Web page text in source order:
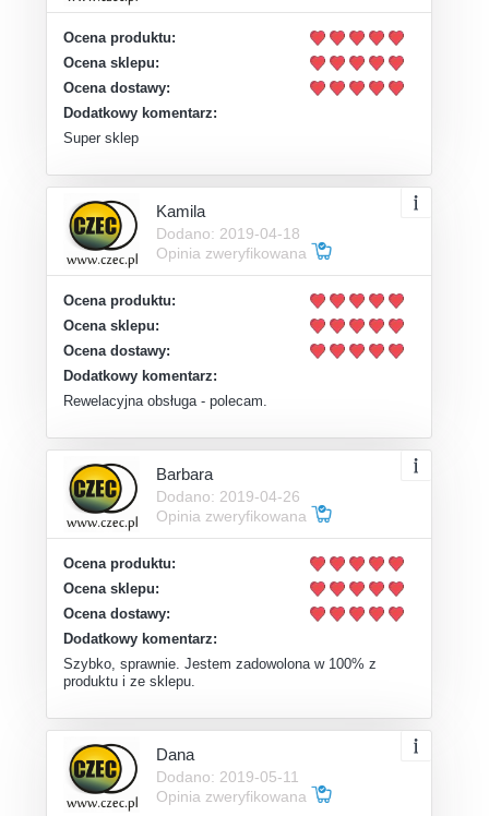
Ocena produktu:
Ocena sklepu:
Ocena dostawy:
Dodatkowy komentarz:
Super sklep
Kamila
Dodano: 2019-04-18
Opinia zweryfikowana
Ocena produktu:
Ocena sklepu:
Ocena dostawy:
Dodatkowy komentarz:
Rewelacyjna obsługa - polecam.
Barbara
Dodano: 2019-04-26
Opinia zweryfikowana
Ocena produktu:
Ocena sklepu:
Ocena dostawy:
Dodatkowy komentarz:
Szybko, sprawnie. Jestem zadowolona w 100% z
produktu i ze sklepu.
Dana
Dodano: 2019-05-11
Opinia zweryfikowana